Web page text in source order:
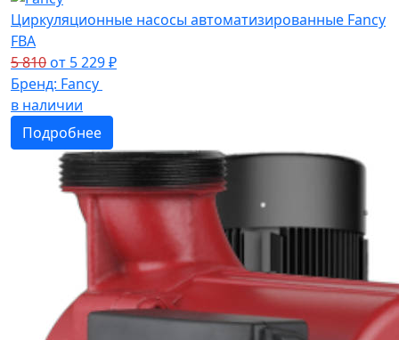
Циркуляционные насосы автоматизированные Fancy
FBA
5 810от 5 229₽
Бренд: Fancy
в наличии
Подробнее